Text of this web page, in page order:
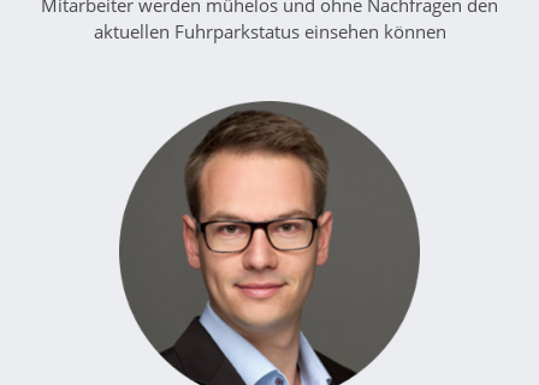
Mitarbeiter werden mühelos und ohne Nachfragen den
aktuellen Fuhrparkstatus einsehen können